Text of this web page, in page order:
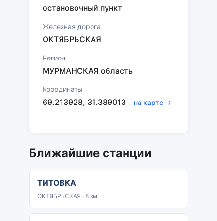
остановочный пункт
Железная дорога
ОКТЯБРЬСКАЯ
Регион
МУРМАНСКАЯ область
Координаты
69.213928, 31.389013 на карте →
Ближайшие станции
ТИТОВКА
ОКТЯБРЬСКАЯ · 8 км